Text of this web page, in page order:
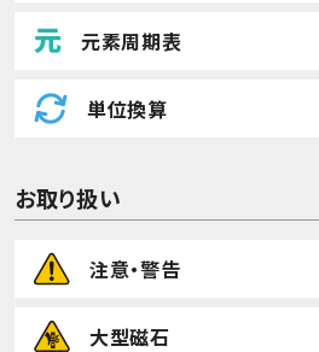
元素周期表
単位換算
お取り扱い
注意・警告
大型磁石